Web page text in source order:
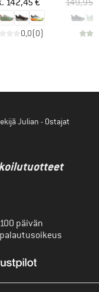
142,45 €
0,0(0)
149,95
Julian - Ostajat
100 päivän
palautusoikeus